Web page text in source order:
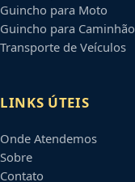
Guincho para Moto
Guincho para Caminhão
Transporte de Veículos
LINKS ÚTEIS
Onde Atendemos
Sobre
Contato